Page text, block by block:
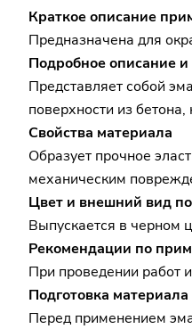
Краткое описание
Предназначена для
Подробное описание
Представляет собой
поверхности из
Свойства материала
Образует прочное
механическим
Цвет и внешний вид
Выпускается в черном
Рекомендации по
При проведении работ
Подготовка
Перед применением